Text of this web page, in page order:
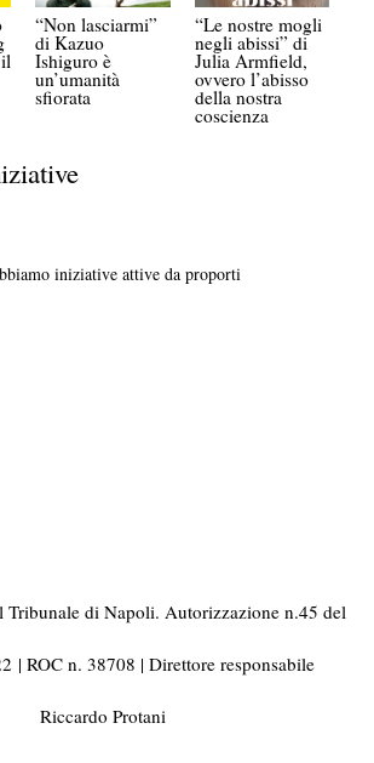
“Non lasciarmi”
di Kazuo
Ishiguro è
un’umanità
sfiorata
“Le nostre mogli
negli abissi” di
Julia Armfield,
ovvero l’abisso
della nostra
coscienza
iniziative attive da proporti
Tribunale di Napoli. Autorizzazione n.45 del
| ROC n. 38708 | Direttore responsabile
Riccardo Protani